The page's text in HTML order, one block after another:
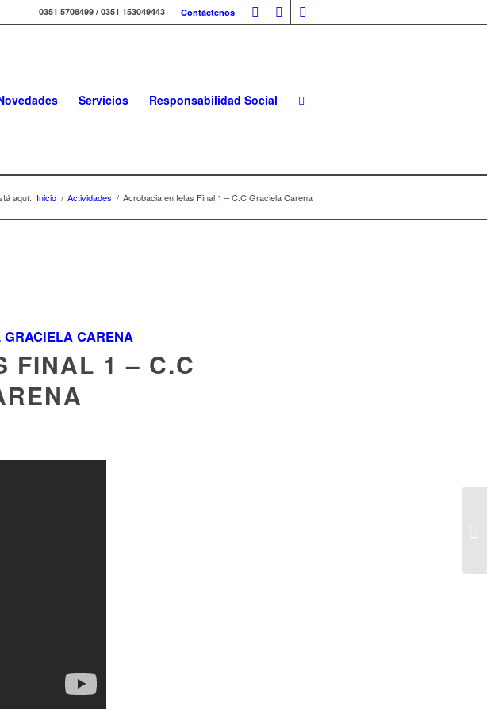
Contáctenos
0351 5708499 / 0351 153049443
Servicios Responsabilidad Social
aquí: Inicio / Actividades / Acrobacia en telas Final 1 – C.C Graciela Carena
CARENA
FINAL 1 – C.C